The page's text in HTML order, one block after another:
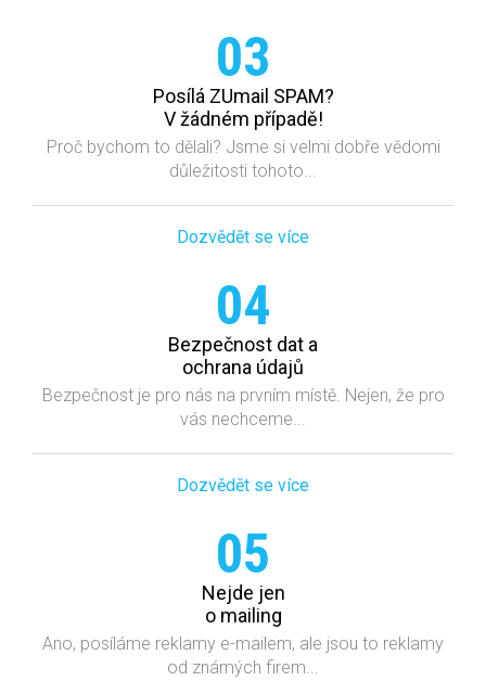
03
Posílá ZUmail SPAM?
V žádném případě!
Proč bychom to dělali? Jsme si velmi dobře vědomi
důležitosti tohoto...
Dozvědět se více
04
Bezpečnost dat a
ochrana údajů
Bezpečnost je pro nás na prvním místě. Nejen, že pro
vás nechceme...
Dozvědět se více
05
Nejde jen
o mailing
Ano, posíláme reklamy e-mailem, ale jsou to reklamy
od známých firem...